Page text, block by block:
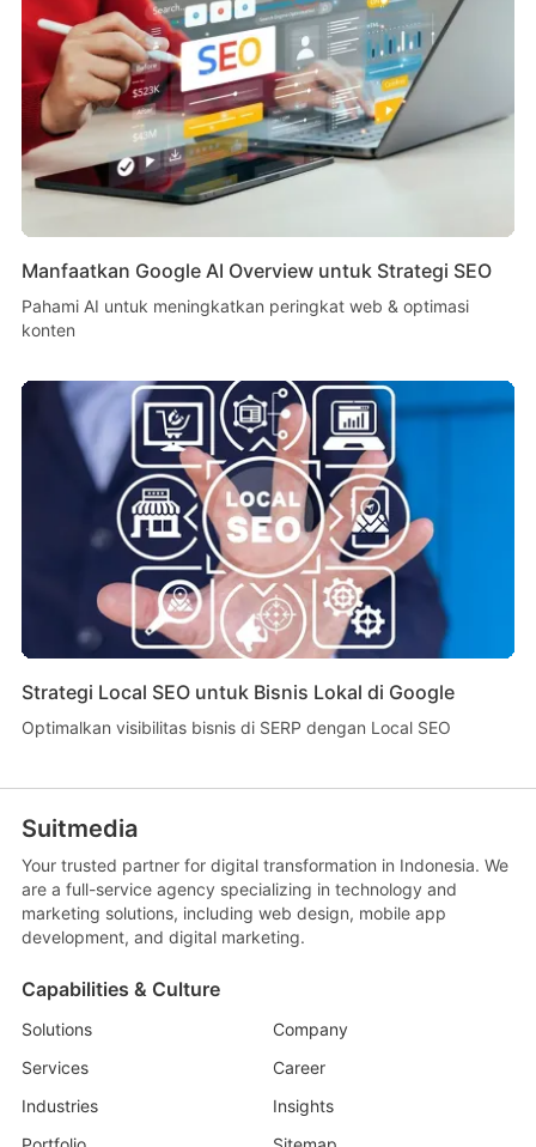
Manfaatkan Google AI Overview untuk Strategi SEO
Pahami AI untuk meningkatkan peringkat web & optimasi
konten
Strategi Local SEO untuk Bisnis Lokal di Google
Optimalkan visibilitas bisnis di SERP dengan Local SEO
Suitmedia
Your trusted partner for digital transformation in Indonesia. We
are a full-service agency specializing in technology and
marketing solutions, including web design, mobile app
development, and digital marketing.
Capabilities & Culture
Solutions
Company
Services
Career
Industries
Insights